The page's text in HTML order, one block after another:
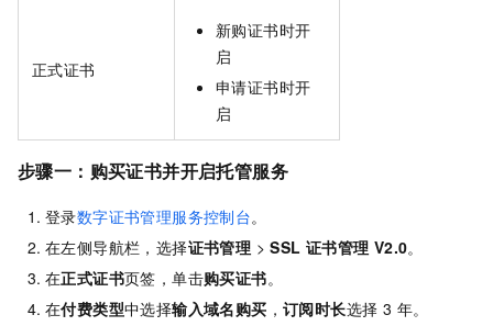
正式证书
新购证书时开
启
申请证书时开
启
步骤一：购买证书并开启托管服务
登录数字证书管理服务控制台。
在左侧导航栏，选择证书管理 >SSL 证书管理 V2.0。
在正式证书页签，单击购买证书。
在付费类型中选择输入域名购买 ，订阅时长选择 3 年。